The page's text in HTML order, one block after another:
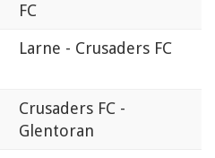
FC
Larne - Crusaders FC
Crusaders FC -
Glentoran